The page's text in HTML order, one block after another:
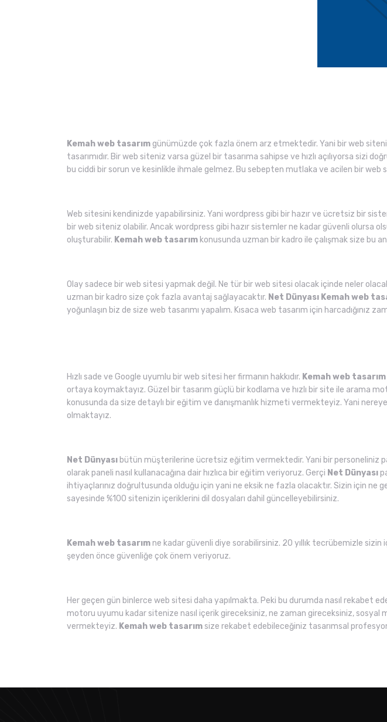
Kemah web tasarım günümüzde çok fazla önem arz etmektedir. Yani bir web
tasarımıdır. Bir web siteniz varsa güzel bir tasarıma sahipse ve hızlı açılıyorsa sizi
bu ciddi bir sorun ve kesinlikle ihmale gelmez. Bu sebepten mutlaka ve acilen bir web
Web sitesini kendinizde yapabilirsiniz. Yani wordpress gibi bir hazır ve ücretsiz bir
bir web siteniz olabilir. Ancak wordpress gibi hazır sistemler ne kadar güvenli olursa
oluşturabilir. Kemah web tasarım konusunda uzman bir kadro ile çalışmak size bu
Olay sadece bir web sitesi yapmak değil. Ne tür bir web sitesi olacak içinde neler
uzman bir kadro size çok fazla avantaj sağlayacaktır. Net Dünyası Kemah web
yoğunlaşın biz de size web tasarımı yapalım. Kısaca web tasarım için harcadığınız
Hızlı sade ve Google uyumlu bir web sitesi her firmanın hakkıdır. Kemah web tasarım
ortaya koymaktayız. Güzel bir tasarım güçlü bir kodlama ve hızlı bir site ile arama
konusunda da size detaylı bir eğitim ve danışmanlık hizmeti vermekteyiz. Yani
olmaktayız.
Net Dünyası bütün müşterilerine ücretsiz eğitim vermektedir. Yani bir personeliniz
olarak paneli nasıl kullanacağına dair hızlıca bir eğitim veriyoruz. Gerçi Net Dünyası
ihtiyaçlarınız doğrultusunda olduğu için yani ne eksik ne fazla olacaktır. Sizin için
sayesinde %100 sitenizin içeriklerini dil dosyaları dahil güncelleyebilirsiniz.
Kemah web tasarımne kadar güvenli diye sorabilirsiniz. 20 yıllık tecrübemizle
şeyden önce güvenliğe çok önem veriyoruz.
Her geçen gün binlerce web sitesi daha yapılmakta. Peki bu durumda nasıl rekabet
motoru uyumu kadar sitenize nasıl içerik gireceksiniz, ne zaman gireceksiniz, sosyal
vermekteyiz. Kemah web tasarımsize rekabet edebileceğiniz tasarımsal